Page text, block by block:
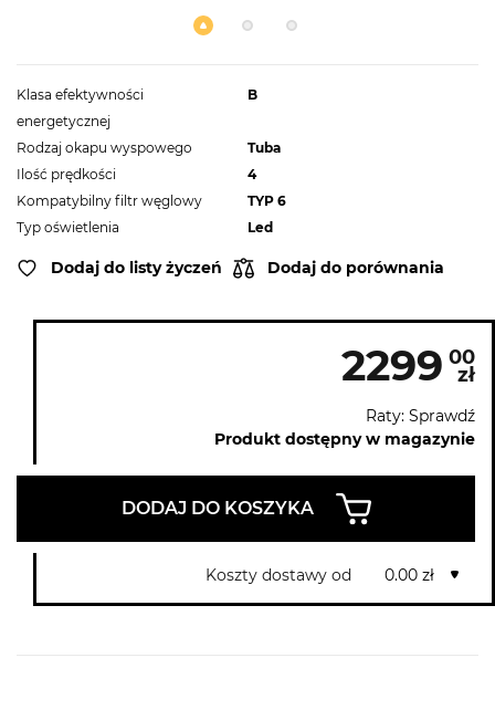
Klasa efektywności
energetycznej
B
Rodzaj okapu wyspowego
Tuba
Ilość prędkości
4
Kompatybilny filtr węglowy
TYP 6
Typ oświetlenia
Led
Dodaj do listy życzeń Dodaj do porównania
2299 00
zł
Raty: Sprawdź
Produkt dostępny w magazynie
DODAJ DO KOSZYKA
Koszty dostawy od 0.00 zł